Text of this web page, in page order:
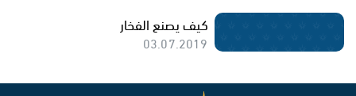
كيف يصنع الفخار
03.07.2019